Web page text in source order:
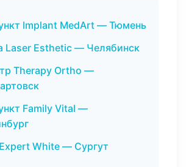
Implant MedArt — Тюмень
Laser Esthetic — Челябинск
Therapy Ortho —
Family Vital —
White — Сургут